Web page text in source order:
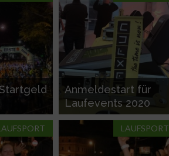
Anmeldestart für
Laufevents 2020
LAUFSPORT